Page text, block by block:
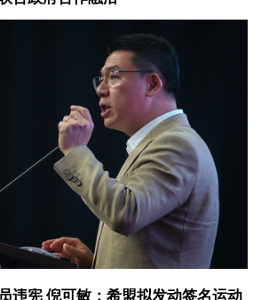
违宪 倪可敏：希盟拟发动签名运动